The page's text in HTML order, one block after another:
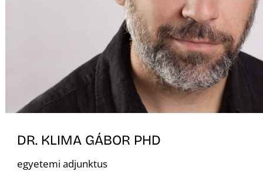
DR. KLIMA GÁBOR PHD
egyetemi adjunktus